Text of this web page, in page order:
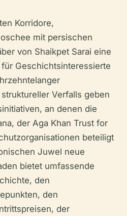
Korridore,
mit persischen
von Shaikpet Sarai eine
Geschichtsinteressierte
Verfalls geben
an denen die
der Aga Khan Trust for
beteiligt
Juwel neue
bietet umfassende
den
den
der